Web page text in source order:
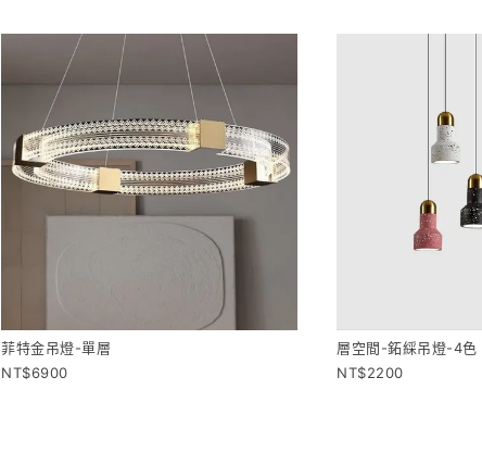
菲特金吊燈-單層
6900
層空間-鉐綵吊燈-4色
2200